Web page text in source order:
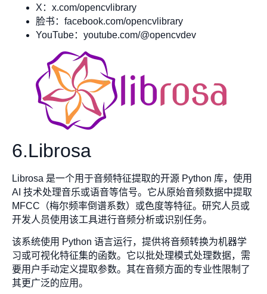
X：x.com/opencvlibrary
脸书：facebook.com/opencvlibrary
YouTube：youtube.com/@opencvdev
6.Librosa
Librosa 是一个用于音频特征提取的开源 Python 库，使用
AI 技术处理音乐或语音等信号。它从原始音频数据中提取
MFCC（梅尔频率倒谱系数）或色度等特征。研究人员或
开发人员使用该工具进行音频分析或识别任务。
该系统使用 Python 语言运行，提供将音频转换为机器学
习或可视化特征集的函数。它以批处理模式处理数据，需
要用户手动定义提取参数。其在音频方面的专业性限制了
其更广泛的应用。